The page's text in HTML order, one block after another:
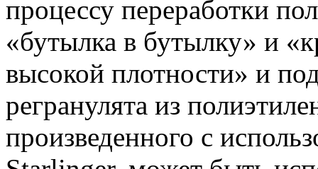
процессу переработки
«бутылка в бутылку» и
высокой плотности» и
регранулята из
произведенного с